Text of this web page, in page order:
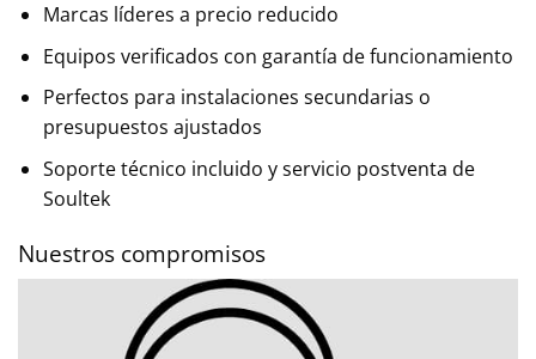
Marcas líderes a precio reducido
Equipos verificados con garantía de funcionamiento
Perfectos para instalaciones secundarias o
presupuestos ajustados
Soporte técnico incluido y servicio postventa de
Soultek
Nuestros compromisos